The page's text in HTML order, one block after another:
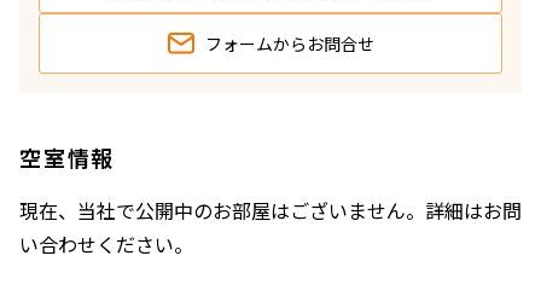
フォームから お問合せ
空室情報
現在、当社で公開中のお部屋はございません。詳細はお問
い合わせください。